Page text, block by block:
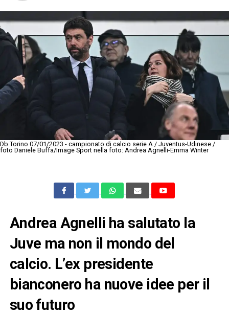
Db Torino 07/01/2023 - campionato di calcio serie A / Juventus-Udinese /
foto Daniele Buffa/Image Sport nella foto: Andrea Agnelli-Emma Winter
Andrea Agnelli ha salutato la
Juve ma non il mondo del
calcio. L’ex presidente
bianconero ha nuove idee per il
suo futuro